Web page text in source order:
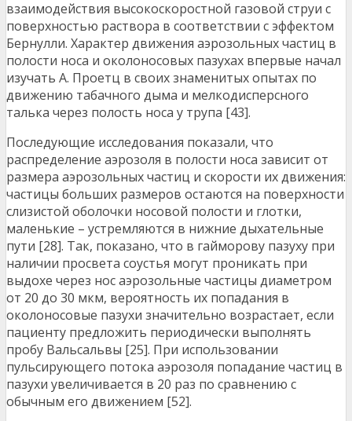
взаимодействия высокоскоростной газовой струи с
поверхностью раствора в соответствии с эффектом
Бернулли. Характер движения аэрозольных частиц в
полости носа и околоносовых пазухах впервые начал
изучать А. Проетц в своих знаменитых опытах по
движению табачного дыма и мелкодисперсного
талька через полость носа у трупа [43].
Последующие исследования показали, что
распределение аэрозоля в полости носа зависит от
размера аэрозольных частиц и скорости их движения:
частицы больших размеров остаются на поверхности
слизистой оболочки носовой полости и глотки,
маленькие – устремляются в нижние дыхательные
пути [28]. Так, показано, что в гайморову пазуху при
наличии просвета соустья могут проникать при
выдохе через нос аэрозольные частицы диаметром
от 20 до 30 мкм, вероятность их попадания в
околоносовые пазухи значительно возрастает, если
пациенту предложить периодически выполнять
пробу Вальсальвы [25]. При использовании
пульсирующего потока аэрозоля попадание частиц в
пазухи увеличивается в 20 раз по сравнению с
обычным его движением [52].